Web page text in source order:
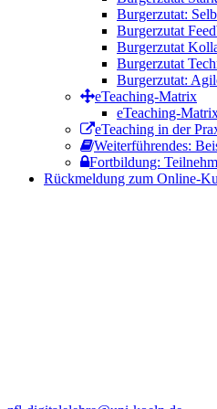
Burgerzutat:
Burgerzutat
Burgerzutat
Burgerzutat
Burgerzutat:
eTeaching-Matrix
eTeaching-
eTeaching in der
Weiterführendes:
Fortbildung:
Rückmeldung zum Online-